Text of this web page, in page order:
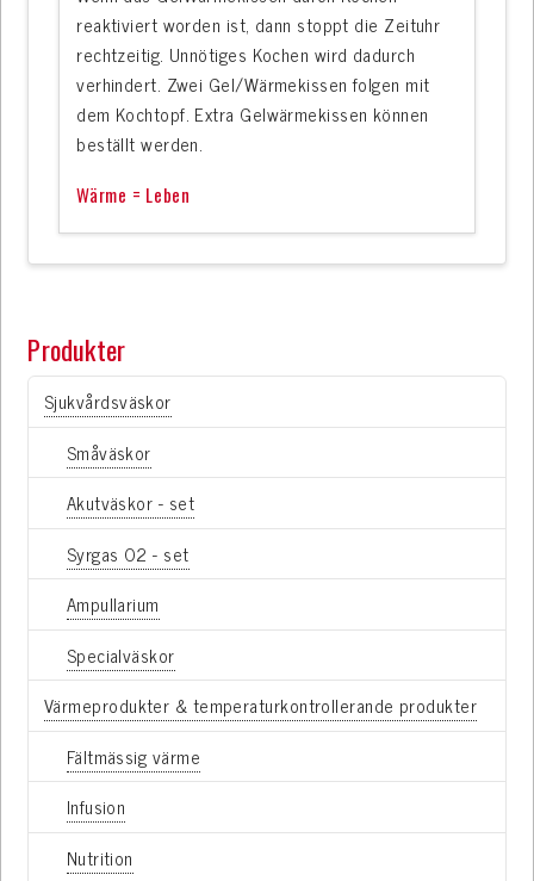
reaktiviert worden ist, dann stoppt die Zeituhr
rechtzeitig. Unnötiges Kochen wird dadurch
verhindert. Zwei Gel/Wärmekissen folgen mit
dem Kochtopf. Extra Gelwärmekissen können
beställt werden.
Wärme = Leben
Produkter
Sjukvårdsväskor
Småväskor
Akutväskor - set
Syrgas O2 - set
Ampullarium
Specialväskor
Värmeprodukter & temperaturkontrollerande produkter
Fältmässig värme
Infusion
Nutrition